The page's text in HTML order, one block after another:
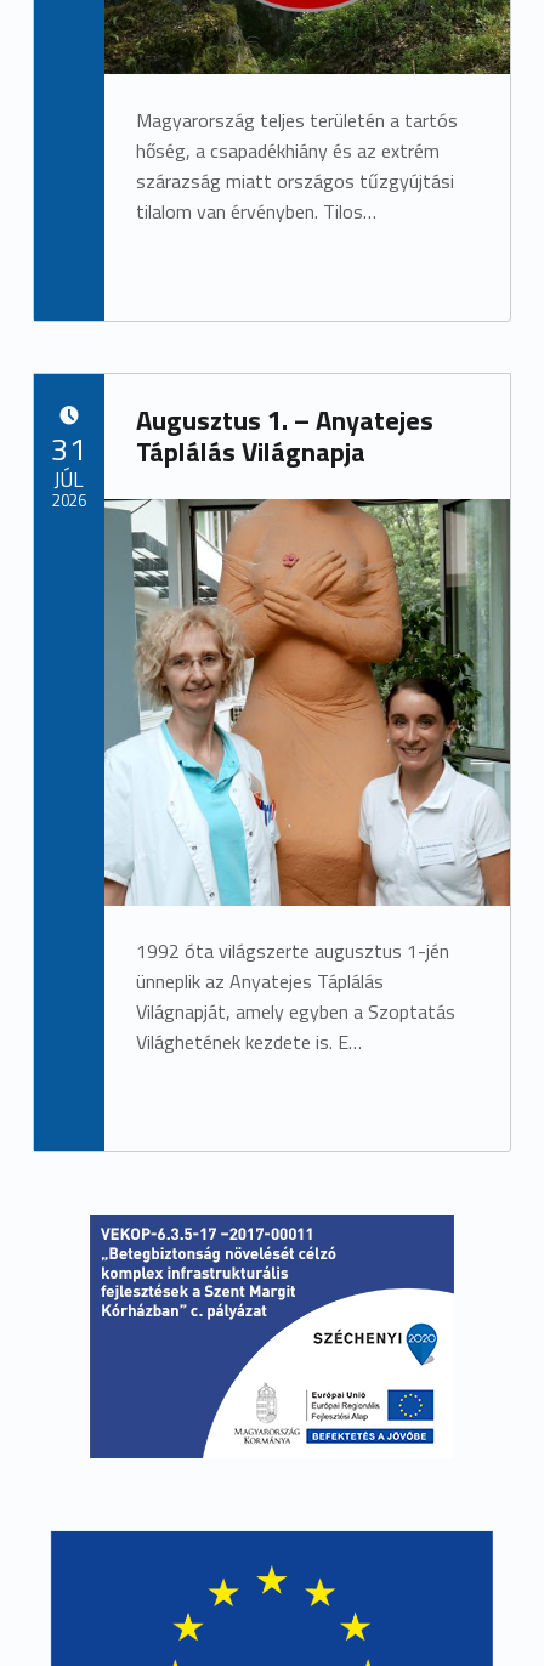
Magyarország teljes területén a tartós
hőség, a csapadékhiány és az extrém
szárazság miatt országos tűzgyújtási
tilalom van érvényben. Tilos…
Augusztus 1. – Anyatejes
Táplálás Világnapja
1992 óta világszerte augusztus 1-jén
ünneplik az Anyatejes Táplálás
Világnapját, amely egyben a Szoptatás
Világhetének kezdete is. E…
31
JÚL
2026